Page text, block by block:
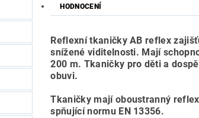
HODNOCENÍ
Reflexní tkaničky AB reflex
snížené viditelnosti. Mají
200 m. Tkaničky pro děti a
obuvi.
Tkaničky mají oboustranný
spňující normu EN 13356.